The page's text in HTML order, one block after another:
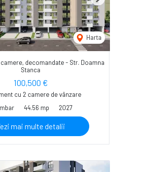
Harta
Next
decomandate - Str. Doamna
Stanca
100,500 €
cu 2 camere de vânzare
44.56 mp 2027
mai multe detalii